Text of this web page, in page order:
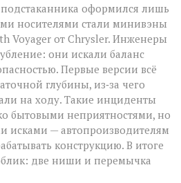
оформился лишь
носителями стали минивэны
Voyager от Chrysler. Инженеры
они искали баланс
Первые версии всё
глубины, из‑за чего
на ходу. Такие инциденты
бытовыми неприятностями, но
исками — автопроизводителям
конструкцию. В итоге
две ниши и перемычка